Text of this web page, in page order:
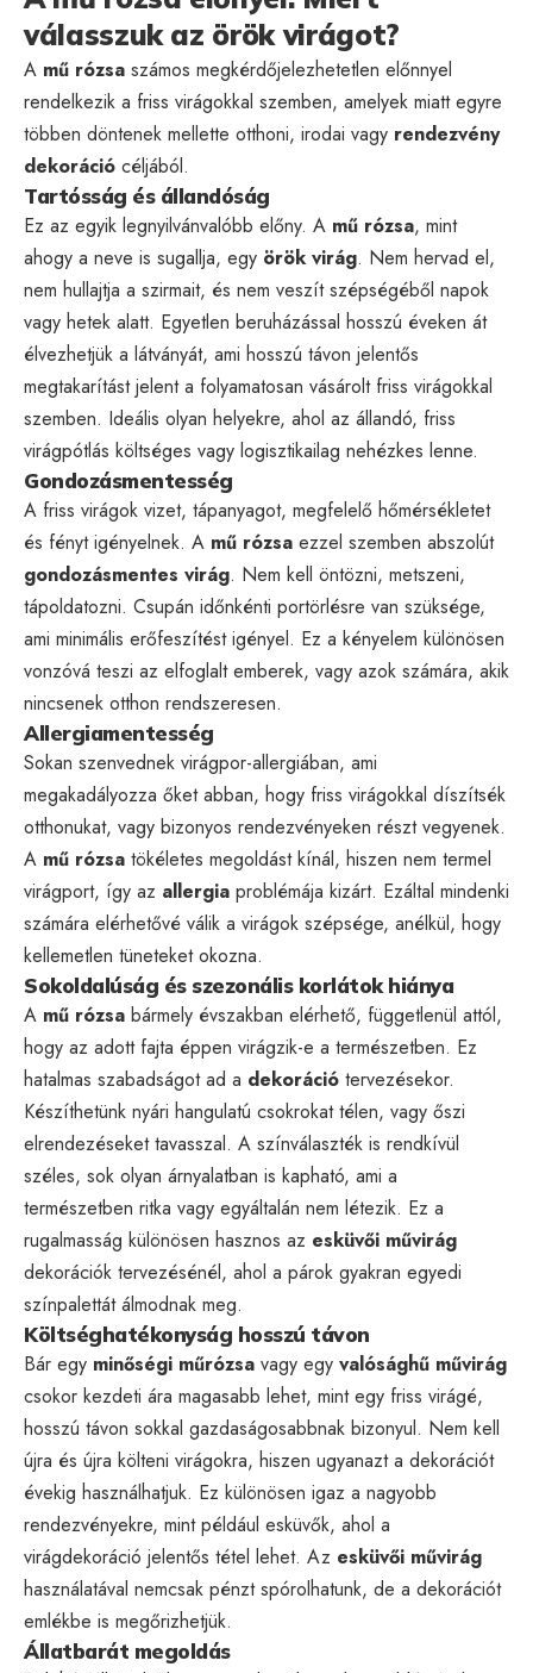
válasszuk az örök virágot?
A mű rózsa számos megkérdőjelezhetetlen előnnyel
rendelkezik a friss virágokkal szemben, amelyek miatt egyre
többen döntenek mellette otthoni, irodai vagy rendezvény
dekoráció céljából.
Tartósság és állandóság
Ez az egyik legnyilvánvalóbb előny. A mű rózsa, mint
ahogy a neve is sugallja, egy örök virág. Nem hervad el,
nem hullajtja a szirmait, és nem veszít szépségéből napok
vagy hetek alatt. Egyetlen beruházással hosszú éveken át
élvezhetjük a látványát, ami hosszú távon jelentős
megtakarítást jelent a folyamatosan vásárolt friss virágokkal
szemben. Ideális olyan helyekre, ahol az állandó, friss
virágpótlás költséges vagy logisztikailag nehézkes lenne.
Gondozásmentesség
A friss virágok vizet, tápanyagot, megfelelő hőmérsékletet
és fényt igényelnek. A mű rózsa ezzel szemben abszolút
gondozásmentes virág. Nem kell öntözni, metszeni,
tápoldatozni. Csupán időnkénti portörlésre van szüksége,
ami minimális erőfeszítést igényel. Ez a kényelem különösen
vonzóvá teszi az elfoglalt emberek, vagy azok számára, akik
nincsenek otthon rendszeresen.
Allergiamentesség
Sokan szenvednek virágpor-allergiában, ami
megakadályozza őket abban, hogy friss virágokkal díszítsék
otthonukat, vagy bizonyos rendezvényeken részt vegyenek.
A mű rózsa tökéletes megoldást kínál, hiszen nem termel
virágport, így az allergia problémája kizárt. Ezáltal mindenki
számára elérhetővé válik a virágok szépsége, anélkül, hogy
kellemetlen tüneteket okozna.
Sokoldalúság és szezonális korlátok hiánya
A mű rózsa bármely évszakban elérhető, függetlenül attól,
hogy az adott fajta éppen virágzik-e a természetben. Ez
hatalmas szabadságot ad a dekoráció tervezésekor.
Készíthetünk nyári hangulatú csokrokat télen, vagy őszi
elrendezéseket tavasszal. A színválaszték is rendkívül
széles, sok olyan árnyalatban is kapható, ami a
természetben ritka vagy egyáltalán nem létezik. Ez a
rugalmasság különösen hasznos az esküvői művirág
dekorációk tervezésénél, ahol a párok gyakran egyedi
színpalettát álmodnak meg.
Költséghatékonyság hosszú távon
Bár egy minőségi műrózsa vagy egy valósághű művirág
csokor kezdeti ára magasabb lehet, mint egy friss virágé,
hosszú távon sokkal gazdaságosabbnak bizonyul. Nem kell
újra és újra költeni virágokra, hiszen ugyanazt a dekorációt
évekig használhatjuk. Ez különösen igaz a nagyobb
rendezvényekre, mint például esküvők, ahol a
virágdekoráció jelentős tétel lehet. Az esküvői művirág
használatával nemcsak pénzt spórolhatunk, de a dekorációt
emlékbe is megőrizhetjük.
Állatbarát megoldás